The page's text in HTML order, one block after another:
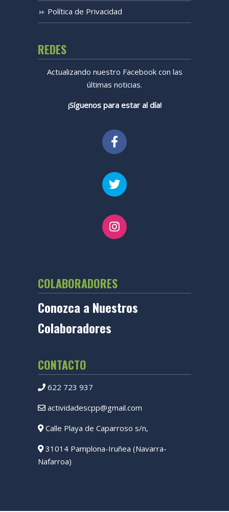
Política de Privacidad
REDES
Actualizando nuestro Facebook con las
últimas noticias.
¡Síguenos para estar al día!
COLABORADORES
Conozca a Nuestros
Colaboradores
CONTACTO
622 723 937
actividadescpp@gmail.com
Calle Playa de Caparroso s/n,
31014 Pamplona-Iruñea (Navarra-
Nafarroa)